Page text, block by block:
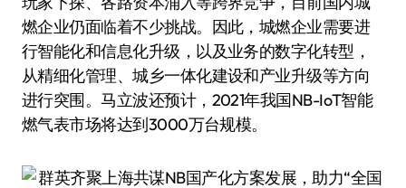
燃企业仍面临着不少挑战。因此，城燃企业需要进
行智能化和信息化升级，以及业务的数字化转型，
从精细化管理、城乡一体化建设和产业升级等方向
进行突围。马立波还预计，2021年我国NB-IoT智能
燃气表市场将达到3000万台规模。